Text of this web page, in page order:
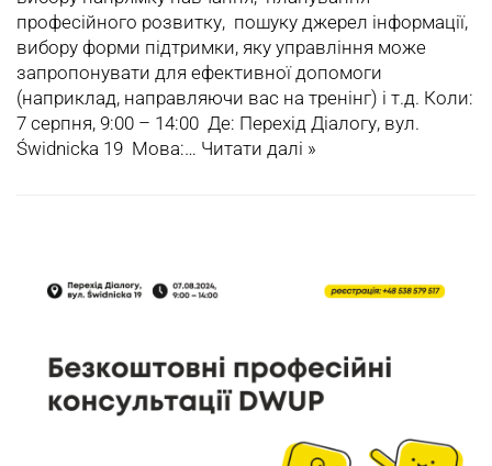
професійного розвитку, пошуку джерел інформації,
вибору форми підтримки, яку управління може
запропонувати для ефективної допомоги
(наприклад, направляючи вас на тренінг) і т.д. Коли:
7 серпня, 9:00 – 14:00 Де: Перехід Діалогу, вул.
Świdnicka 19 Мова:… Читати далі »